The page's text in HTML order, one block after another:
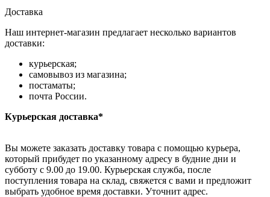
Доставка
Наш интернет-магазин предлагает несколько вариантов
доставки:
курьерская;
самовывоз из магазина;
постаматы;
почта России.
Курьерская доставка*
Вы можете заказать доставку товара с помощью курьера,
который прибудет по указанному адресу в будние дни и
субботу с 9.00 до 19.00. Курьерская служба, после
поступления товара на склад, свяжется с вами и предложит
выбрать удобное время доставки. Уточнит адрес.